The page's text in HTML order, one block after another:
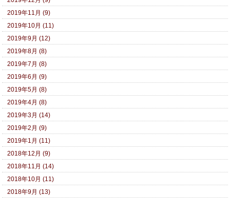
2019年11月 (9)
2019年10月 (11)
2019年9月 (12)
2019年8月 (8)
2019年7月 (8)
2019年6月 (9)
2019年5月 (8)
2019年4月 (8)
2019年3月 (14)
2019年2月 (9)
2019年1月 (11)
2018年12月 (9)
2018年11月 (14)
2018年10月 (11)
2018年9月 (13)